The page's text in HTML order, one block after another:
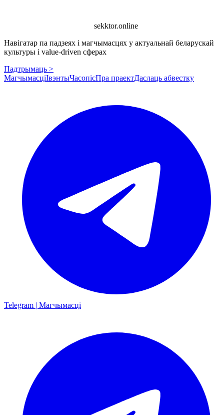
sekktor.online
Навігатар па падзеях і магчымасцях у актуальнай беларускай
культуры і value-driven сферах
Падтрымаць >
МагчымасціІвэнтыЧасопісПра праектДаслаць абвестку
Telegram | Магчымасці